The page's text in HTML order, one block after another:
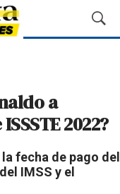
M
o
B
s
a
2022?
fecha de pago del
IMSS y el